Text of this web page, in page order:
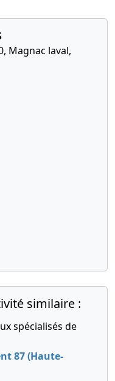
Magnac laval,
similaire :
spécialisés de
87 (Haute-